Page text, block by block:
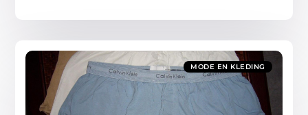
MODE EN KLEDING